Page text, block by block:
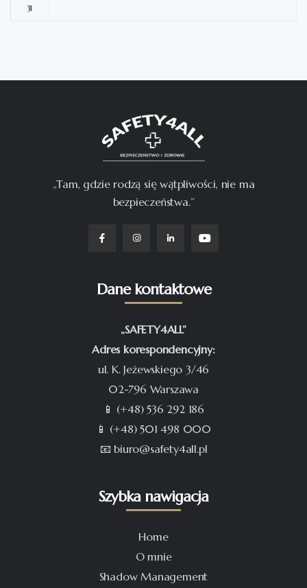
31
„Tam, gdzie rodzą się wątpliwości, nie ma
bezpieczeństwa.”
Dane kontaktowe
„SAFETY4ALL”
Adres korespondencyjny:
ul. K. Jeżewskiego 3/46
02-796 Warszawa
📱 (+48) 536 292 186
📱 (+48) 501 498 000
📧 biuro@safety4all.pl
Szybka nawigacja
Home
O mnie
Shadow Management